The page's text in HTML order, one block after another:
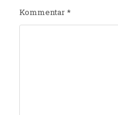
Kommentar*